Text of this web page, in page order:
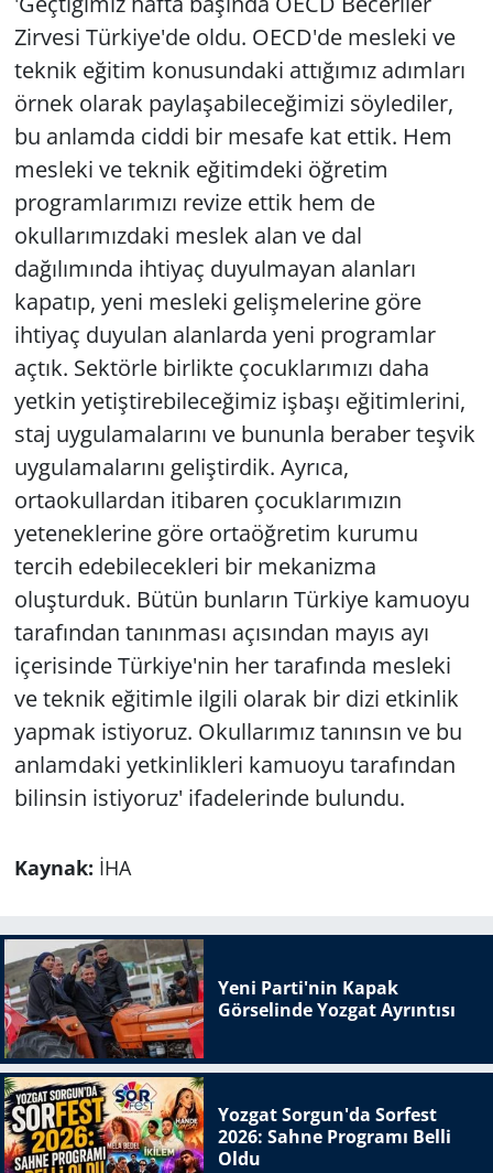
Zirvesi Türkiye'de oldu. OECD'de mesleki ve
teknik eğitim konusundaki attığımız adımları
örnek olarak paylaşabileceğimizi söylediler,
bu anlamda ciddi bir mesafe kat ettik. Hem
mesleki ve teknik eğitimdeki öğretim
programlarımızı revize ettik hem de
okullarımızdaki meslek alan ve dal
dağılımında ihtiyaç duyulmayan alanları
kapatıp, yeni mesleki gelişmelerine göre
ihtiyaç duyulan alanlarda yeni programlar
açtık. Sektörle birlikte çocuklarımızı daha
yetkin yetiştirebileceğimiz işbaşı eğitimlerini,
staj uygulamalarını ve bununla beraber teşvik
uygulamalarını geliştirdik. Ayrıca,
ortaokullardan itibaren çocuklarımızın
yeteneklerine göre ortaöğretim kurumu
tercih edebilecekleri bir mekanizma
oluşturduk. Bütün bunların Türkiye kamuoyu
tarafından tanınması açısından mayıs ayı
içerisinde Türkiye'nin her tarafında mesleki
ve teknik eğitimle ilgili olarak bir dizi etkinlik
yapmak istiyoruz. Okullarımız tanınsın ve bu
anlamdaki yetkinlikleri kamuoyu tarafından
bilinsin istiyoruz' ifadelerinde bulundu.
Kaynak: İHA
Yeni Parti'nin Kapak
Görselinde Yozgat Ayrıntısı
Yozgat Sorgun'da Sorfest
2026: Sahne Programı Belli
Oldu